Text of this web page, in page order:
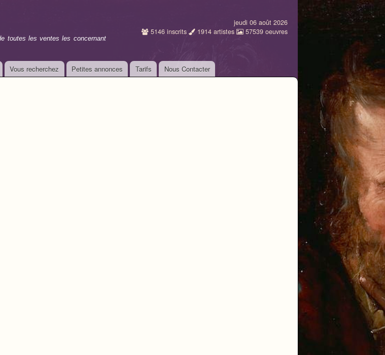
toutes les ventes les concernant
jeudi 06 août 2026
5146 inscrits 1914 artistes 57539 oeuvres
Vous recherchez Petites annonces Tarifs Nous Contacter